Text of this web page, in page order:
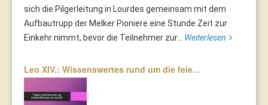
sich die Pilgerleitung in Lourdes gemeinsam mit dem
Aufbautrupp der Melker Pioniere eine Stunde Zeit zur
Einkehr nimmt, bevor die Teilnehmer zur... Weiterlesen
Leo XIV.: Wissenswertes rund um die feie…